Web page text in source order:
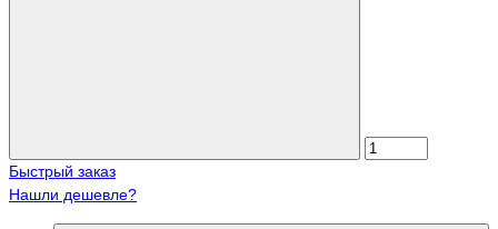
Быстрый заказ
Нашли дешевле?